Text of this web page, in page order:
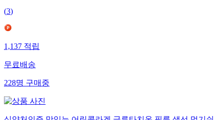
(3)
1,137적립
무료배송
228명구매중